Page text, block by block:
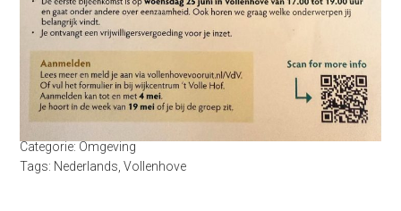
Categorie: Omgeving
Tags: Nederlands ,Vollenhove